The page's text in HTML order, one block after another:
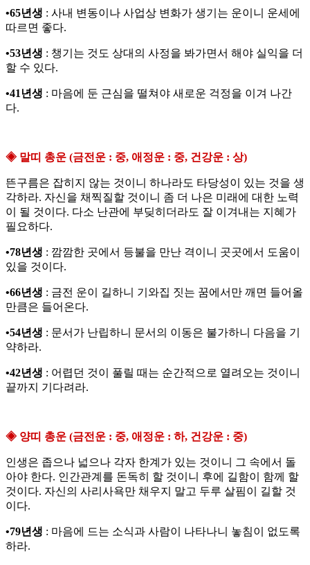
•65년생 : 사내 변동이나 사업상 변화가 생기는 운이니 운세에
따르면 좋다.
•53년생 : 챙기는 것도 상대의 사정을 봐가면서 해야 실익을 더
할 수 있다.
•41년생 : 마음에 둔 근심을 떨쳐야 새로운 걱정을 이겨 나간
다.
◈ 말띠 총운 (금전운 : 중, 애정운 : 중, 건강운 : 상)
뜬구름은 잡히지 않는 것이니 하나라도 타당성이 있는 것을 생
각하라. 자신을 채찍질할 것이니 좀 더 나은 미래에 대한 노력
이 될 것이다. 다소 난관에 부딪히더라도 잘 이겨내는 지혜가
필요하다.
•78년생 : 깜깜한 곳에서 등불을 만난 격이니 곳곳에서 도움이
있을 것이다.
•66년생 : 금전 운이 길하니 기와집 짓는 꿈에서만 깨면 들어올
만큼은 들어온다.
•54년생 : 문서가 난립하니 문서의 이동은 불가하니 다음을 기
약하라.
•42년생 : 어렵던 것이 풀릴 때는 순간적으로 열려오는 것이니
끝까지 기다려라.
◈ 양띠 총운 (금전운 : 중, 애정운 : 하, 건강운 : 중)
인생은 좁으나 넓으나 각자 한계가 있는 것이니 그 속에서 돌
아야 한다. 인간관계를 돈독히 할 것이니 후에 길함이 함께 할
것이다. 자신의 사리사욕만 채우지 말고 두루 살핌이 길할 것
이다.
•79년생 : 마음에 드는 소식과 사람이 나타나니 놓침이 없도록
하라.